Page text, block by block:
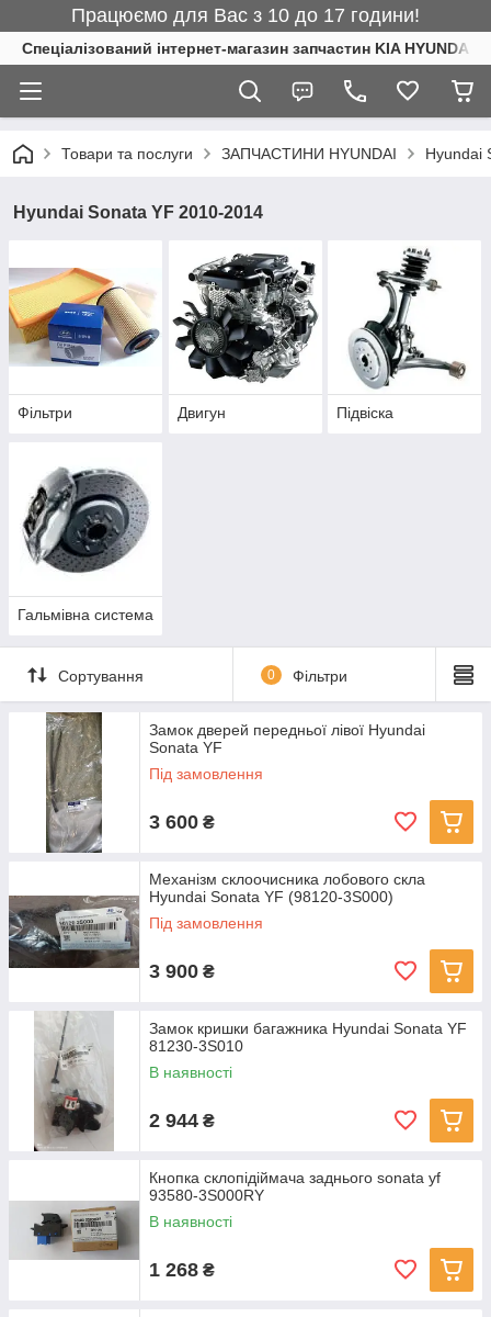
Працюємо для Вас з 10 до 17 години!
Спеціалізований інтернет-магазин запчастин KIA HYUNDAI
Товари та послуги ЗАПЧАСТИНИ HYUNDAI Hyundai
Hyundai Sonata YF 2010-2014
Фільтри Двигун Підвіска
Гальмівна система
Сортування 0 Фільтри
Замок дверей передньої лівої Hyundai
Sonata YF
Під замовлення
3 600 ₴
Механізм склоочисника лобового скла
Hyundai Sonata YF (98120-3S000)
Під замовлення
3 900 ₴
Замок кришки багажника Hyundai Sonata YF
81230-3S010
В наявності
2 944 ₴
Кнопка склопідіймача заднього sonata yf
93580-3S000RY
В наявності
1 268 ₴